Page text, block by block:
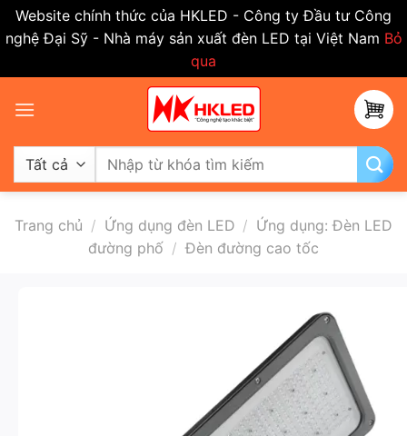
Website chính thức của HKLED - Công ty Đầu tư Công
nghệ Đại Sỹ - Nhà máy sản xuất đèn LED tại Việt Nam Bỏ
qua
qua
dung
Tìm
kiếm:
Trang chủ / Ứng dụng đèn LED / Ứng dụng: Đèn LED
đường phố / Đèn đường cao tốc